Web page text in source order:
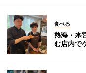
食べる
熱海・来
む店内で